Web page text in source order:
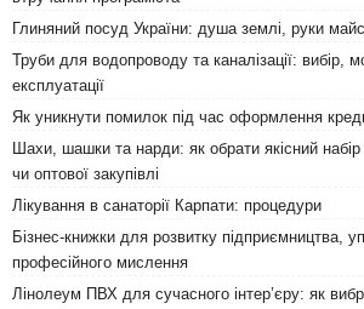
Глиняний посуд України: душа землі, руки
Труби для водопроводу та каналізації: вибір,
експлуатації
Як уникнути помилок під час оформлення
Шахи, шашки та нарди: як обрати якісний
чи оптової закупівлі
Лікування в санаторії Карпати: процедури
Бізнес-книжки для розвитку підприємництва,
професійного мислення
Лінолеум ПВХ для сучасного інтер’єру: як